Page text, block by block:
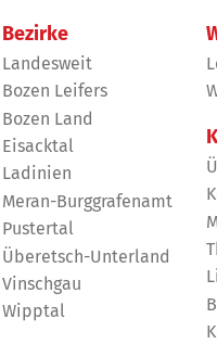
Bezirke
Landesweit
Bozen Leifers
Bozen Land
Eisacktal
Ladinien
Meran-Burggrafenamt
Pustertal
Überetsch-Unterland
Vinschgau
Wipptal